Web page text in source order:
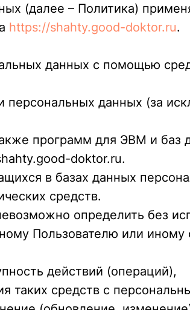
(далее – Политика)
https://shahty.good-doktor.ru.
данных с помощью
персональных данных (за
программ для ЭВМ и баз
doktor.ru.
в базах данных
средств.
определить без
Пользователю или иному
действий (операций),
таких средств с